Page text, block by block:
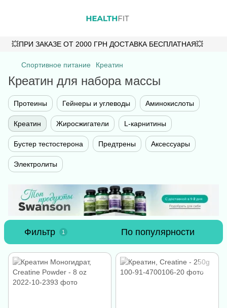
💥ПРИ ЗАКАЗЕ ОТ 2000 ГРН ДОСТАВКА БЕСПЛАТНАЯ💥
Спортивное питание Креатин
Креатин для набора массы
Протеины Гейнеры и углеводы Аминокислоты
Креатин Жиросжигатели L-карнитины
Бустер тестостерона Предтрены Аксессуары
Электролиты
Фильтр 1 По популярности